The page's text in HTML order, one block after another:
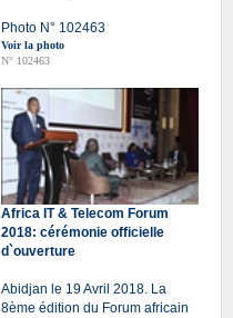
Photo N° 102463
Voir la photo
N° 102463
Africa IT & Telecom Forum
2018: cérémonie officielle
d`ouverture
Abidjan le 19 Avril 2018. La
8ème édition du Forum africain